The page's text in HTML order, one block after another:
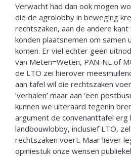
Verwacht had dan ook mogen
die de agrolobby in beweging
rechtszaken, aan de andere
konden plaatsnemen om samen
komen. Er viel echter geen
van Meten=Weten, PAN-NL of
de LTO zei hierover
aan tafel wil die rechtszaken
‘verhalen’ maar aan ‘een
kunnen we uiteraard tegenin
argument de convenanttafel
landbouwlobby, inclusief LTO,
rechtszaken voert. Maar liever
opiniestuk onze wensen